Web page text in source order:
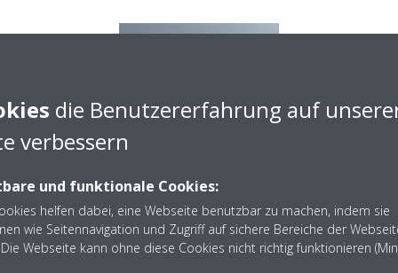
GmbH NL
die Benutzererfahrung auf
verbessern
und funktionale Cookies:
helfen dabei, eine Webseite benutzbar zu machen, indem sie
wie Seitennavigation und Zugriff auf sichere Bereiche der
Webseite kann ohne diese Cookies nicht richtig funktionieren